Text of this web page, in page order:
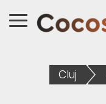
Cluj